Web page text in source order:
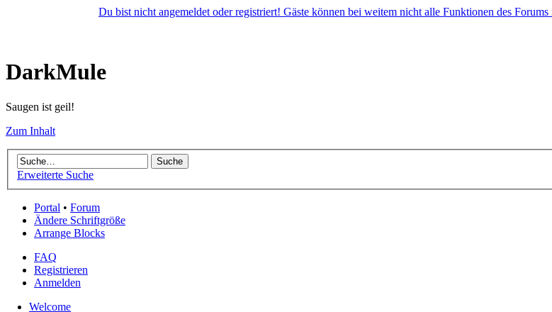
Du bist nicht angemeldet oder registriert! Gäste können bei weitem nicht alle Funktionen des
DarkMule
Saugen ist geil!
Zum Inhalt
Erweiterte Suche
Portal • Forum
Ändere Schriftgröße
Arrange Blocks
FAQ
Registrieren
Anmelden
Welcome